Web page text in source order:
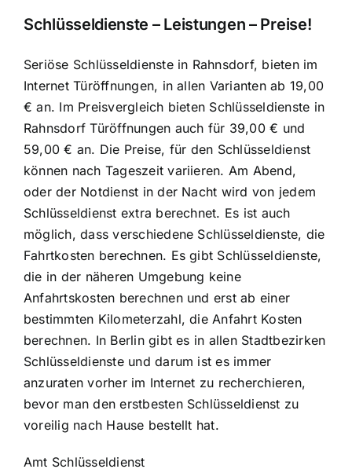
Schlüsseldienste – Leistungen – Preise!
Seriöse Schlüsseldienste in Rahnsdorf, bieten im
Internet Türöffnungen, in allen Varianten ab 19,00
€ an. Im Preisvergleich bieten Schlüsseldienste in
Rahnsdorf Türöffnungen auch für 39,00 € und
59,00 € an. Die Preise, für den Schlüsseldienst
können nach Tageszeit variieren. Am Abend,
oder der Notdienst in der Nacht wird von jedem
Schlüsseldienst extra berechnet. Es ist auch
möglich, dass verschiedene Schlüsseldienste, die
Fahrtkosten berechnen. Es gibt Schlüsseldienste,
die in der näheren Umgebung keine
Anfahrtskosten berechnen und erst ab einer
bestimmten Kilometerzahl, die Anfahrt Kosten
berechnen. In Berlin gibt es in allen Stadtbezirken
Schlüsseldienste und darum ist es immer
anzuraten vorher im Internet zu recherchieren,
bevor man den erstbesten Schlüsseldienst zu
voreilig nach Hause bestellt hat.
Amt Schlüsseldienst